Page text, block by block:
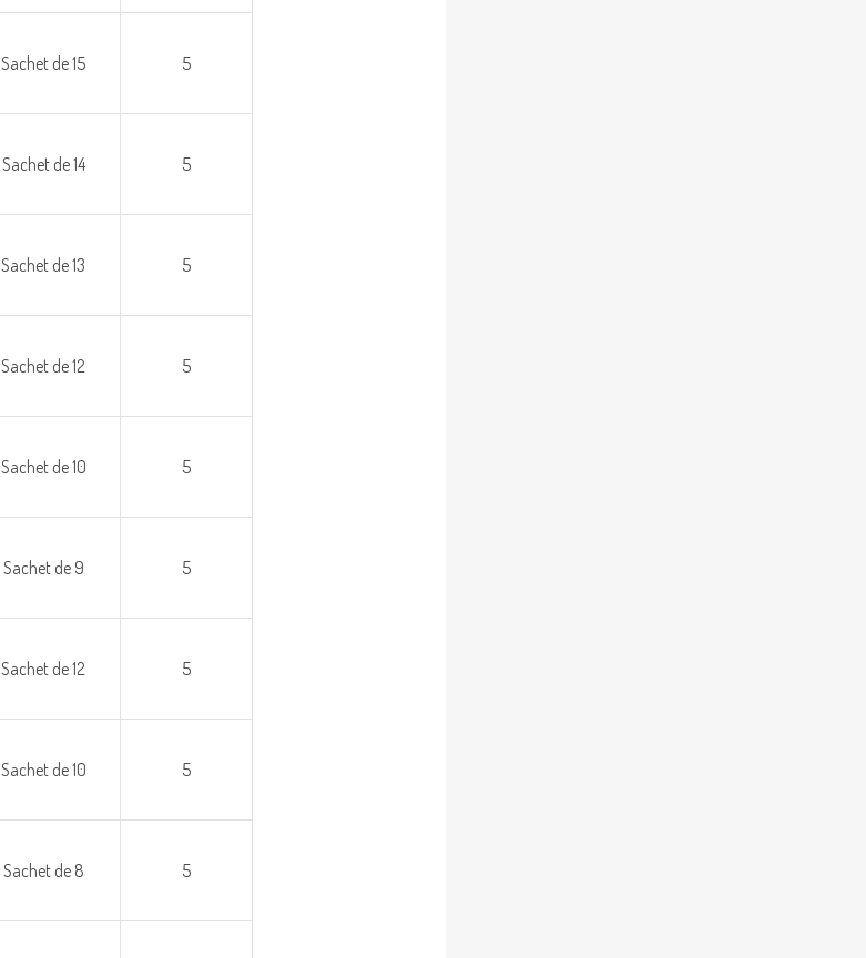
Sachet de 15 5
Sachet de 14 5
Sachet de 13 5
Sachet de 12 5
Sachet de 10 5
Sachet de 9 5
Sachet de 12 5
Sachet de 10 5
Sachet de 8 5